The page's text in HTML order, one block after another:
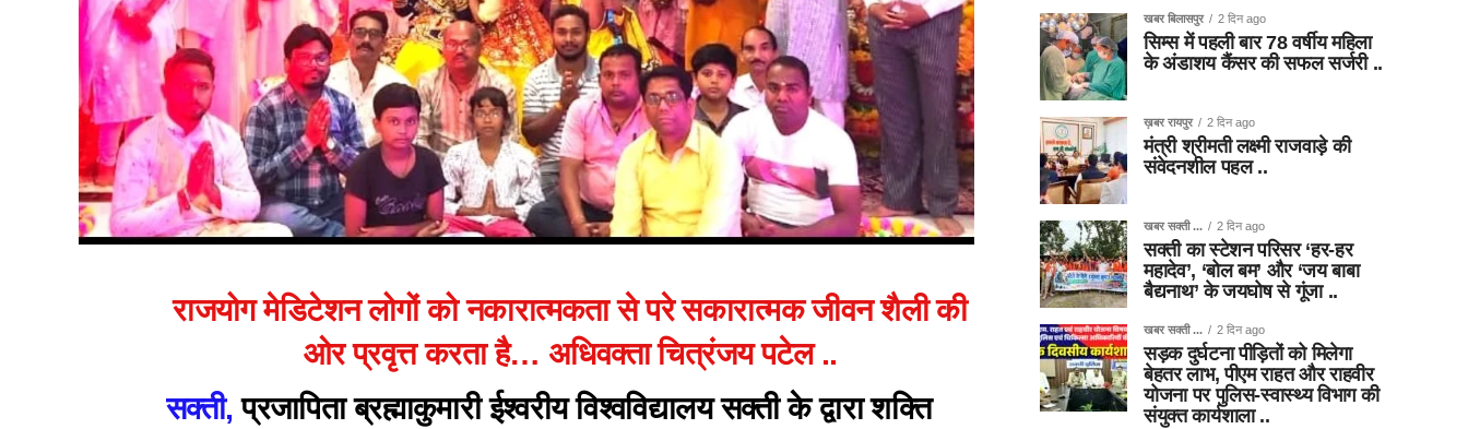
राजयोग मेडिटेशन लोगों को नकारात्मकता से परे सकारात्मक जीवन शैली की
ओर प्रवृत्त करता है… अधिवक्ता चित्रंजय पटेल ..
सक्ती,प्रजापिता ब्रह्माकुमारी ईश्वरीय विश्वविद्यालय सक्ती के द्वारा शक्ति
खबर बिलासपुर 2 दिन ago
सिम्स में पहली बार 78 वर्षीय महिला
के अंडाशय कैंसर की सफल सर्जरी ..
ख़बर रायपुर 2 दिन ago
मंत्री श्रीमती लक्ष्मी राजवाड़े की
संवेदनशील पहल ..
खबर सक्ती ... 2 दिन ago
सक्ती का स्टेशन परिसर ‘हर-हर
महादेव’, ‘बोल बम’ और ‘जय बाबा
बैद्यनाथ’ के जयघोष से गूंजा ..
खबर सक्ती ... 2 दिन ago
सड़क दुर्घटना पीड़ितों को मिलेगा
बेहतर लाभ, पीएम राहत और राहवीर
योजना पर पुलिस-स्वास्थ्य विभाग की
संयुक्त कार्यशाला ..